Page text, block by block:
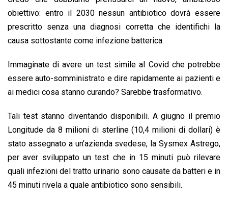
obiettivo: entro il 2030 nessun antibiotico dovrà essere
prescritto senza una diagnosi corretta che identifichi la
causa sottostante come infezione batterica.
Immaginate di avere un test simile al Covid che potrebbe
essere auto-somministrato e dire rapidamente ai pazienti e
ai medici cosa stanno curando? Sarebbe trasformativo.
Tali test stanno diventando disponibili. A giugno il premio
Longitude da 8 milioni di sterline (10,4 milioni di dollari) è
stato assegnato a un’azienda svedese, la Sysmex Astrego,
per aver sviluppato un test che in 15 minuti può rilevare
quali infezioni del tratto urinario sono causate da batteri e in
45 minuti rivela a quale antibiotico sono sensibili.